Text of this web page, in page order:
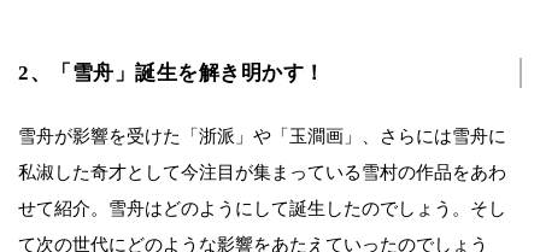
2、「雪舟」誕生を解き明かす！
雪舟が影響を受けた「浙派」や「玉澗画」、さらには雪舟に
私淑した奇才として今注目が集まっている雪村の作品をあわ
せて紹介。雪舟はどのようにして誕生したのでしょう。そし
て次の世代にどのような影響をあたえていったのでしょう